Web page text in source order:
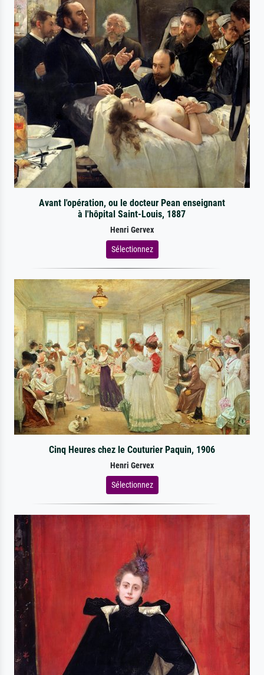
Avant l'opération, ou le docteur Pean enseignant
à l'hôpital Saint-Louis, 1887
Henri Gervex
Sélectionnez
Cinq Heures chez le Couturier Paquin, 1906
Henri Gervex
Sélectionnez